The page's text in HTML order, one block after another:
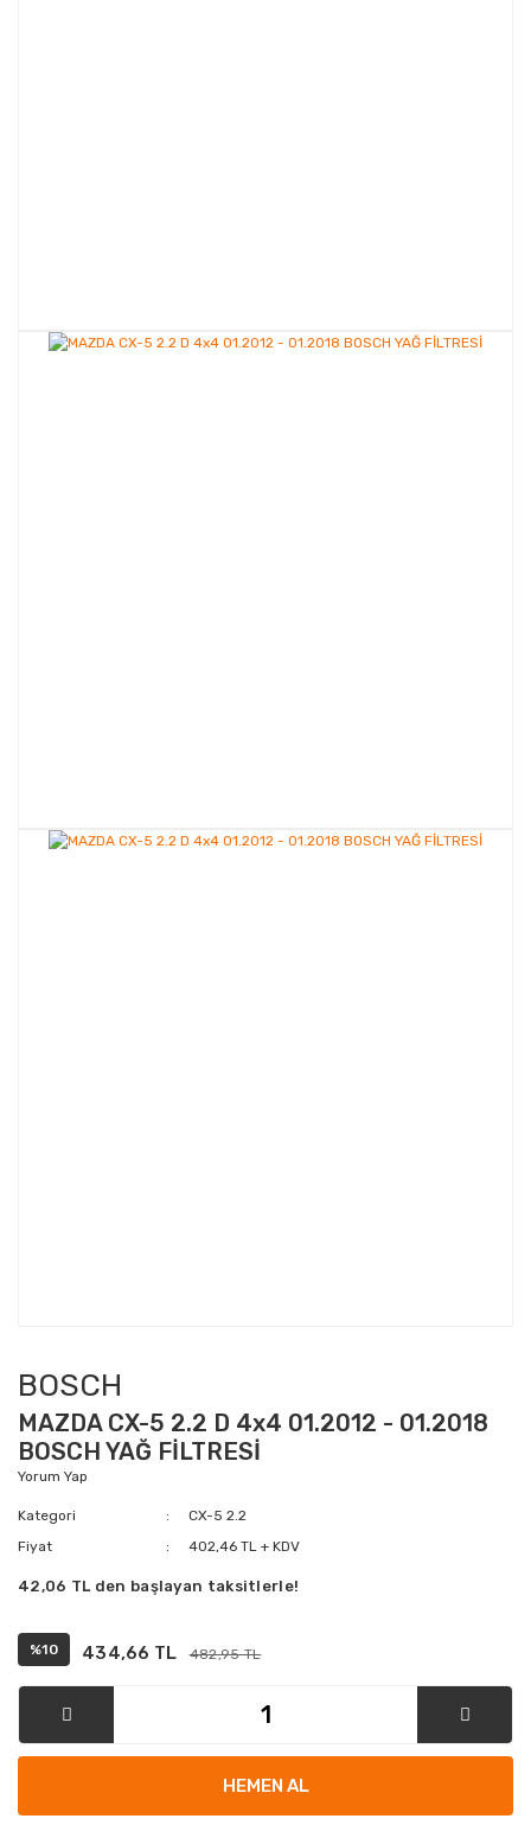
BOSCH
MAZDA CX-5 2.2 D 4x4 01.2012 - 01.2018
BOSCH YAĞ FİLTRESİ
Yorum Yap
Kategori
CX-5 2.2
Fiyat
402,46 TL + KDV
42,06 TL den başlayan taksitlerle!
%10 434,66 TL 482,95 TL
HEMEN AL